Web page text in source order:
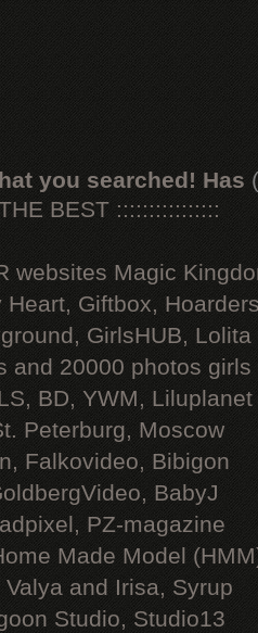
you searched! Has
BEST ::::::::::::::::
websites Magic
Heart, Giftbox,
GirlsHUB, Lolita
and 20000 photos
BD, YWM, Liluplanet
Peterburg, Moscow
Falkovideo, Bibigon
BabyJ
PZ-magazine
Made Model
and Irisa, Syrup
Studio, Studio13